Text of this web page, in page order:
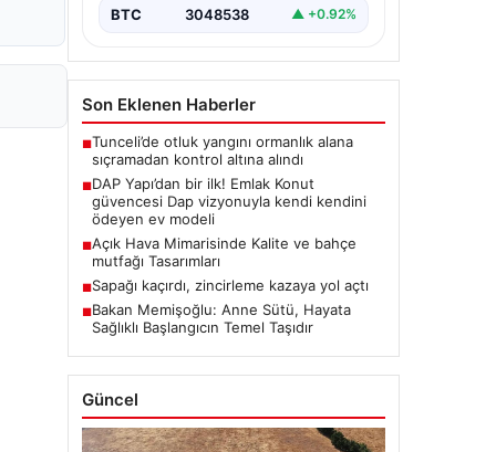
BTC 3048538 ▲ +0.92%
Son Eklenen Haberler
■Tunceli’de otluk yangını ormanlık alana
sıçramadan kontrol altına alındı
■DAP Yapı’dan bir ilk! Emlak Konut
güvencesi Dap vizyonuyla kendi kendini
ödeyen ev modeli
■Açık Hava Mimarisinde Kalite ve bahçe
mutfağı Tasarımları
■Sapağı kaçırdı, zincirleme kazaya yol açtı
■Bakan Memişoğlu: Anne Sütü, Hayata
Sağlıklı Başlangıcın Temel Taşıdır
Güncel